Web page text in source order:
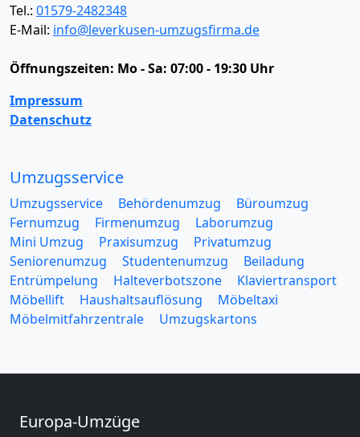
Tel.: 01579-2482348
E-Mail: info@leverkusen-umzugsfirma.de
Öffnungszeiten: Mo - Sa: 07:00 - 19:30 Uhr
Impressum
Datenschutz
Umzugsservice
Umzugsservice Behördenumzug
Büroumzug
Fernumzug
Firmenumzug
Laborumzug
Mini Umzug
Praxisumzug
Privatumzug
Seniorenumzug
Studentenumzug
Beiladung
Entrümpelung
Halteverbotszone
Klaviertransport
Möbellift
Haushaltsauflösung
Möbeltaxi
Möbelmitfahrzentrale
Umzugskartons
Europa-Umzüge